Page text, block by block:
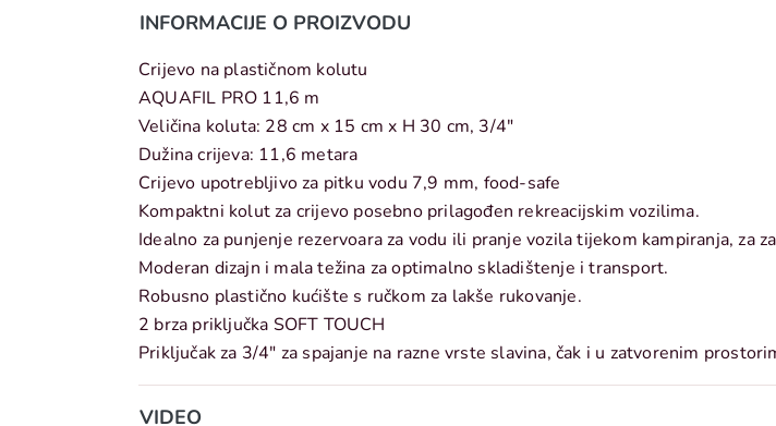
INFORMACIJE O PROIZVODU
Crijevo na plastičnom kolutu
AQUAFIL PRO 11,6 m
Veličina koluta: 28 cm x 15 cm x H 30 cm, 3/4"
Dužina crijeva: 11,6 metara
Crijevo upotrebljivo za pitku vodu 7,9 mm, food-safe
Kompaktni kolut za crijevo posebno prilagođen rekreacijskim vozilima.
Idealno za punjenje rezervoara za vodu ili pranje vozila tijekom kampiranja, za
Moderan dizajn i mala težina za optimalno skladištenje i transport.
Robusno plastično kućište s ručkom za lakše rukovanje.
2 brza priključka SOFT TOUCH
Priključak za 3/4" za spajanje na razne vrste slavina, čak i u zatvorenim
VIDEO